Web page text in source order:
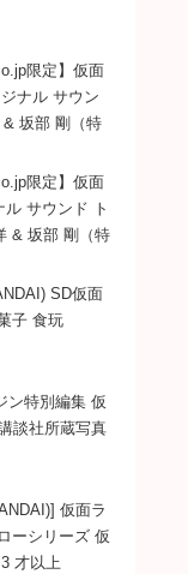
限定】仮面
ナル サウン
& 坂部 剛（特
限定】仮面
サウンド ト
& 坂部 剛（特
SD仮面
子 食玩
ン特別編集 仮
談社所蔵写真
仮面ラ
ーシリーズ 仮
才以上